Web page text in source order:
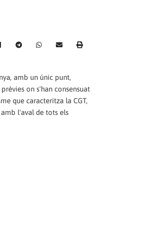
amb un únic punt,
on s'han consensuat
que caracteritza la CGT,
l'aval de tots els